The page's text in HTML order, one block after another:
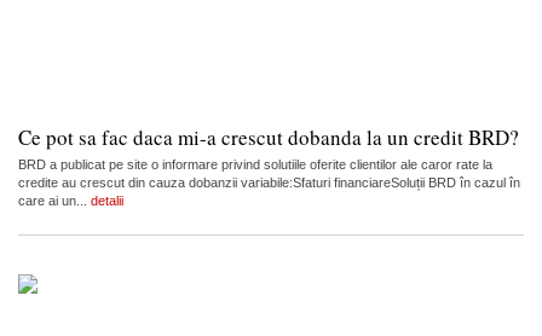
Ce pot sa fac daca mi-a crescut dobanda la un credit BRD?
BRD a publicat pe site o informare privind solutiile oferite clientilor ale caror rate la
credite au crescut din cauza dobanzii variabile:Sfaturi financiareSoluții BRD în cazul în
care ai un... detalii